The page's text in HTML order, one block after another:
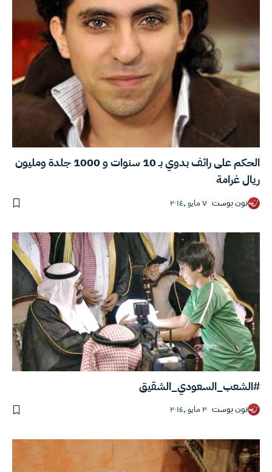
الحكم على رائف بدوي بـ 10 سنوات و 1000 جلدة ومليون
ريال غرامة
نون بوست ٧ مايو ,٢٠١٤
#الشعب_السعودي_الشقيق
نون بوست ٢ مايو ,٢٠١٤